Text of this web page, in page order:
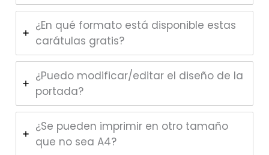
¿En qué formato está disponible estas
carátulas gratis?
¿Puedo modificar/editar el diseño de la
portada?
¿Se pueden imprimir en otro tamaño
que no sea A4?